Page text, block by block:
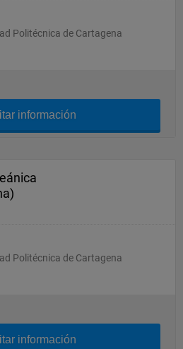
Politécnica de Cartagena
información
Politécnica de Cartagena
información